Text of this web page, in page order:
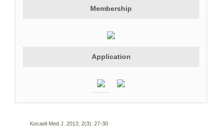
Membership
Application
Kocaeli Med J. 2013; 2(3): 27-30